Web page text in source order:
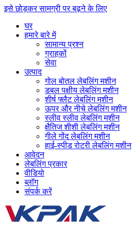
इसे छोड़कर सामग्री पर बढ़ने के लिए
घर
हमारे बारे में
सामान्य प्रश्न
ग्राहकों
सेवा
उत्पाद
गोल बोतल लेबलिंग मशीन
डबल पक्षीय लेबलिंग मशीन
शीर्ष फ्लैट लेबलिंग मशीन
ऊपर और नीचे लेबलिंग मशीन
स्लीव स्लीव लेबलिंग मशीन
क्षैतिज शीशी लेबलिंग मशीन
गीले गोंद लेबलिंग मशीन
हाई-स्पीड रोटरी लेबलिंग मशीन
आवेदन
लेबलिंग प्रकार
वीडियो
ब्लॉग
संपर्क करें